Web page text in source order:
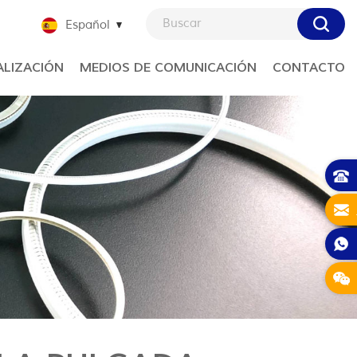
Español
MEDIOS DE COMUNICACIÓN CONTACTO